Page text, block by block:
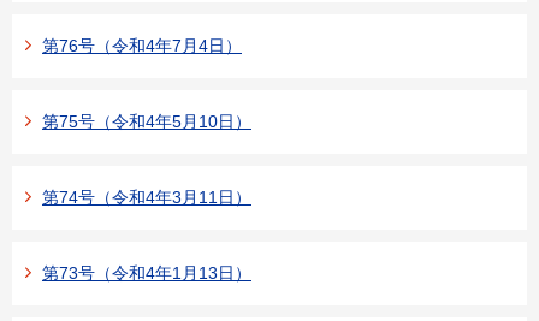
第76号（令和4年7月4日）
第75号（令和4年5月10日）
第74号（令和4年3月11日）
第73号（令和4年1月13日）